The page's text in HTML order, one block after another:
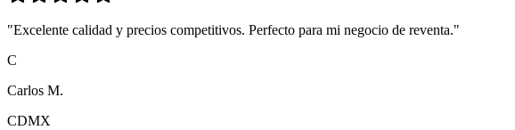
"Excelente calidad y precios competitivos. Perfecto para mi negocio de reventa."
C
Carlos M.
CDMX